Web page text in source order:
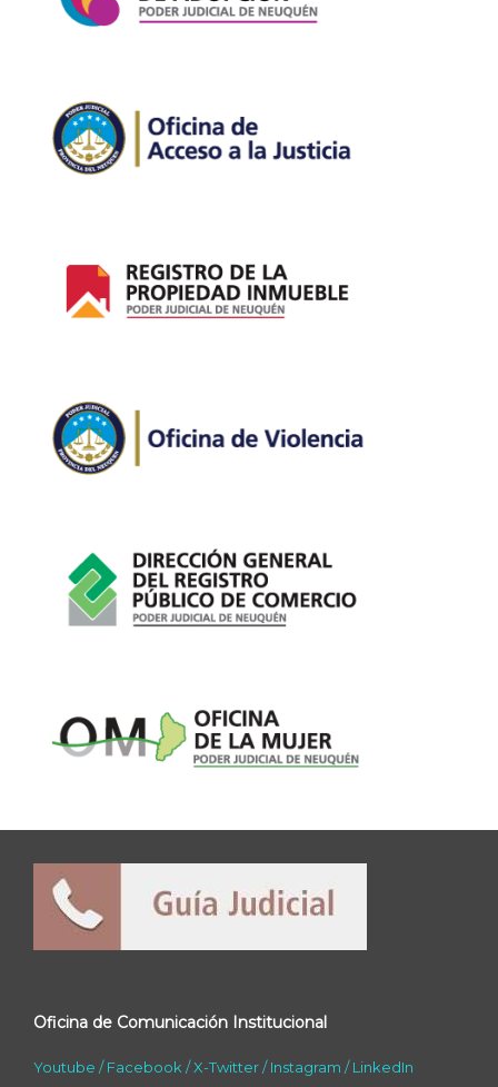
Oficina de Comunicación Institucional
Youtube /Facebook/X-Twitter/Instagram /LinkedIn